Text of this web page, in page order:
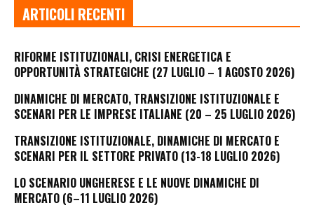
ARTICOLI RECENTI
RIFORME ISTITUZIONALI, CRISI ENERGETICA E
OPPORTUNITÀ STRATEGICHE (27 LUGLIO – 1 AGOSTO 2026)
DINAMICHE DI MERCATO, TRANSIZIONE ISTITUZIONALE E
SCENARI PER LE IMPRESE ITALIANE (20 – 25 LUGLIO 2026)
TRANSIZIONE ISTITUZIONALE, DINAMICHE DI MERCATO E
SCENARI PER IL SETTORE PRIVATO (13-18 LUGLIO 2026)
LO SCENARIO UNGHERESE E LE NUOVE DINAMICHE DI
MERCATO (6–11 LUGLIO 2026)